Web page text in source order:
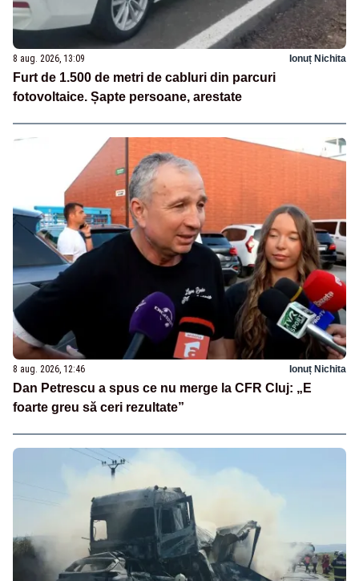
8 aug. 2026, 13:09 Ionuț Nichita
Furt de 1.500 de metri de cabluri din parcuri
fotovoltaice. Șapte persoane, arestate
8 aug. 2026, 12:46 Ionuț Nichita
Dan Petrescu a spus ce nu merge la CFR Cluj: „E
foarte greu să ceri rezultate”